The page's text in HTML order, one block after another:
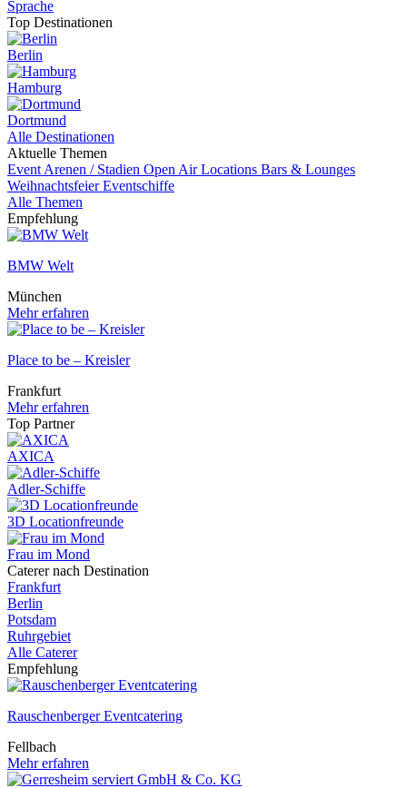
Sprache
Top Destinationen
Berlin
Hamburg
Dortmund
Alle Destinationen
Aktuelle Themen
Event Arenen / Stadien Open Air Locations Bars & Lounges
WeihnachtsfeierEventschiffe
Alle Themen
Empfehlung
BMW Welt
München
Mehr erfahren
Place to be – Kreisler
Frankfurt
Mehr erfahren
Top Partner
AXICA
Adler-Schiffe
3D Locationfreunde
Frau im Mond
Caterer nach Destination
Frankfurt
Berlin
Potsdam
Ruhrgebiet
Alle Caterer
Empfehlung
Rauschenberger Eventcatering
Fellbach
Mehr erfahren